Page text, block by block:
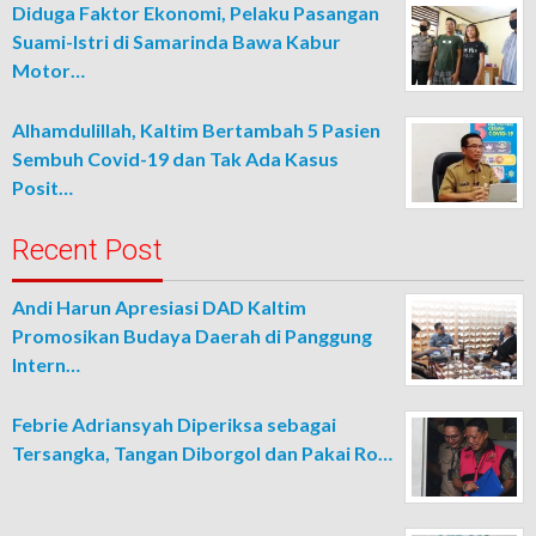
Diduga Faktor Ekonomi, Pelaku Pasangan
Suami-Istri di Samarinda Bawa Kabur
Motor…
Alhamdulillah, Kaltim Bertambah 5 Pasien
Sembuh Covid-19 dan Tak Ada Kasus
Posit…
Recent Post
Andi Harun Apresiasi DAD Kaltim
Promosikan Budaya Daerah di Panggung
Intern…
Febrie Adriansyah Diperiksa sebagai
Tersangka, Tangan Diborgol dan Pakai Ro…